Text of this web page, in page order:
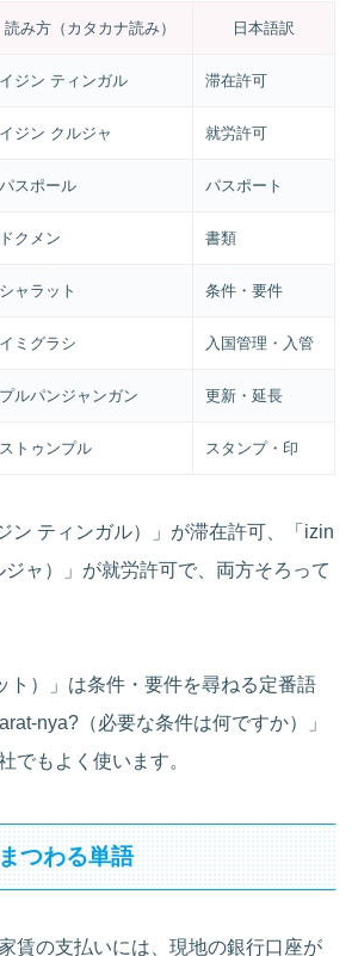
読み方（カタカナ読み） 日本語訳
イジン ティンガル 滞在許可
イジン クルジャ 就労許可
パスポール パスポート
ドクメン 書類
シャラット 条件・要件
イミグラシ 入国管理・入管
プルパンジャンガン 更新・延長
ストゥンプル スタンプ・印
ン ティンガル）」が滞在許可、「izin
ジャ）」が就労許可で、両方そろって
ト）」は条件・要件を尋ねる定番語
nya?（必要な条件は何ですか）」
でもよく使います。
つわる単語
賃の支払いには、現地の銀行口座が